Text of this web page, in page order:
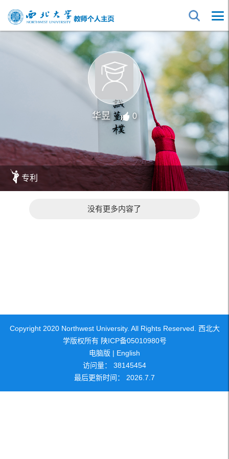
华昱 0
专利
没有更多内容了
Copyright 2020 Northwest University. All Rights Reserved. 西北大
学版权所有 陕ICP备05010980号
电脑版 | English
访问量： 38145454
最后更新时间： 2026 7 7